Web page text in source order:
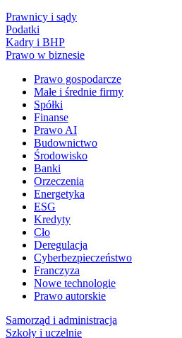
Prawnicy i sądy
Podatki
Kadry i BHP
Prawo w biznesie
Prawo gospodarcze
Małe i średnie firmy
Spółki
Finanse
Prawo AI
Budownictwo
Środowisko
Banki
Orzeczenia
Energetyka
ESG
Kredyty
Cło
Deregulacja
Cyberbezpieczeństwo
Franczyza
Nowe technologie
Prawo autorskie
Samorząd i administracja
Szkoły i uczelnie